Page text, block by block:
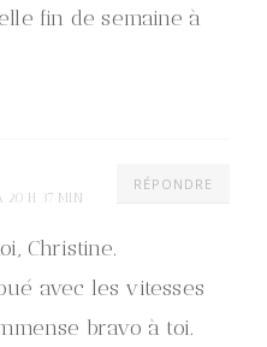
fin de semaine à
RÉPONDRE
20 H 37 MIN
Christine.
avec les vitesses
bravo à toi.